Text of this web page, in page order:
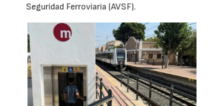
Seguridad Ferroviaria (AVSF).